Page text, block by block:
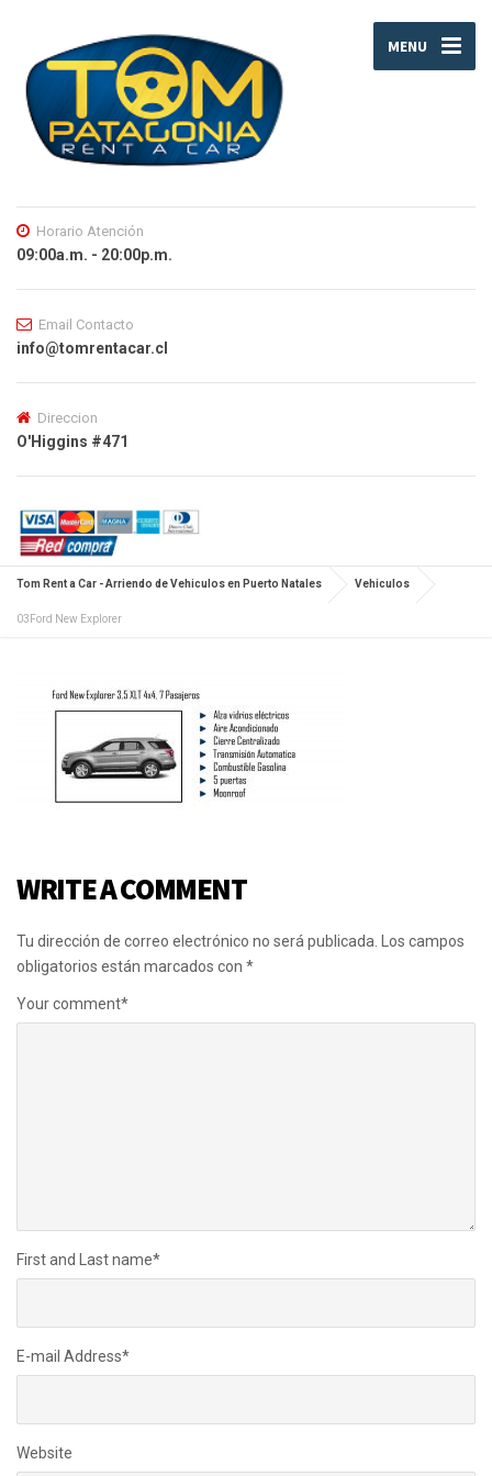
MENU
Horario Atención
09:00a.m. - 20:00p.m.
Email Contacto
info@tomrentacar.cl
Direccion
O'Higgins #471
Tom Rent a Car - Arriendo de Vehiculos en Puerto Natales Vehiculos
03Ford New Explorer
WRITE A COMMENT
Tu dirección de correo electrónico no será publicada.
Los campos
obligatorios están marcados con *
Your comment*
First and Last name*
E-mail Address*
Website